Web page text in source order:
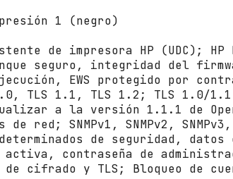
1 (negro)
de impresora HP (UDC); HP
seguro, integridad del
EWS protegido por
TLS 1.1, TLS 1.2; TLS 1.0/
a la versión 1.1.1 de
red; SNMPv1, SNMPv2,
de seguridad,
contraseña de
cifrado y TLS; Bloqueo de